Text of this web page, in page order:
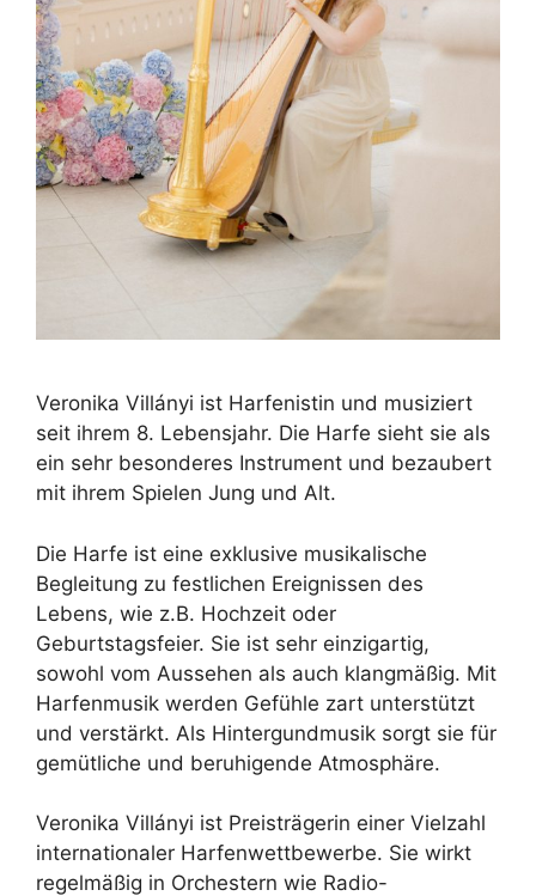
Veronika Villányi ist Harfenistin und musiziert
seit ihrem 8. Lebensjahr. Die Harfe sieht sie als
ein sehr besonderes Instrument und bezaubert
mit ihrem Spielen Jung und Alt.
Die Harfe ist eine exklusive musikalische
Begleitung zu festlichen Ereignissen des
Lebens, wie z.B. Hochzeit oder
Geburtstagsfeier. Sie ist sehr einzigartig,
sowohl vom Aussehen als auch klangmäßig. Mit
Harfenmusik werden Gefühle zart unterstützt
und verstärkt. Als Hintergundmusik sorgt sie für
gemütliche und beruhigende Atmosphäre.
Veronika Villányi ist Preisträgerin einer Vielzahl
internationaler Harfenwettbewerbe. Sie wirkt
regelmäßig in Orchestern wie Radio-